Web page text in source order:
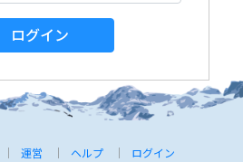
ログイン
運営 ヘルプ ログイン